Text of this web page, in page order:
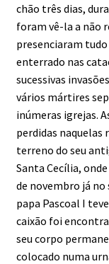
chão três dias,
foram vê-la a não
presenciaram
enterrado nas
sucessivas
vários mártires
inúmeras igrejas.
perdidas naquelas
terreno do seu
Santa Cecília,
de novembro já no
papa Pascoal I
caixão foi
seu corpo
colocado numa